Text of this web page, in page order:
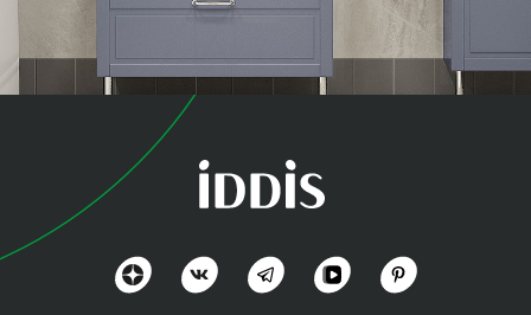
Оксфорд (Oxford)